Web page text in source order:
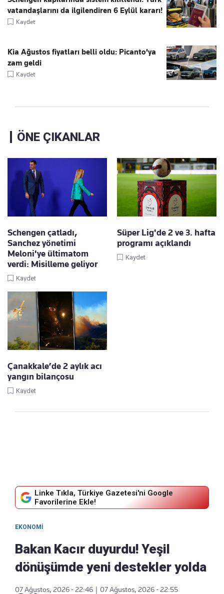
vatandaşlarını da ilgilendiren 6 Eylül kararı!
Kaydet
Kia Ağustos fiyatları belli oldu: Picanto'ya
zam geldi
Kaydet
ÖNE ÇIKANLAR
Schengen çatladı,
Sanchez yönetimi
Meloni'ye ültimatom
verdi: Misilleme geliyor
Kaydet
Süper Lig'de 2 ve 3. hafta
programı açıklandı
Kaydet
Çanakkale’de 2 aylık acı
yangın bilançosu
Kaydet
Linke Tıkla, Türkiye Gazetesi'ni Google
Favorilerine Ekle!
EKONOMI
Bakan Kacır duyurdu! Yeşil
dönüşümde yeni destekler yolda
07 Ağustos, 2026 - 22:46
07 Ağustos, 2026 - 22:55